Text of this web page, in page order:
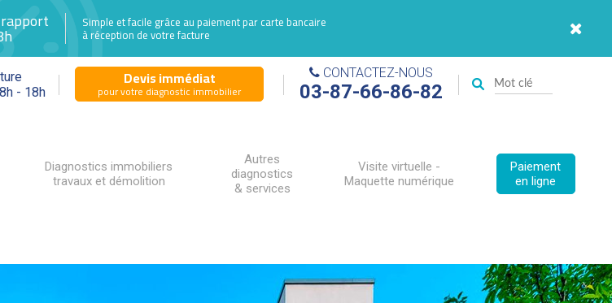
Simple et facile grâce au paiement par carte bancaire
à réception de votre facture
- 18h
Devis immédiat
pour votre diagnostic immobilier
CONTACTEZ-NOUS
03-87-66-86-82
Diagnostics immobiliers
travaux et démolition
Autres
diagnostics
& services
Visite virtuelle -
Maquette numérique
Paiement
en ligne